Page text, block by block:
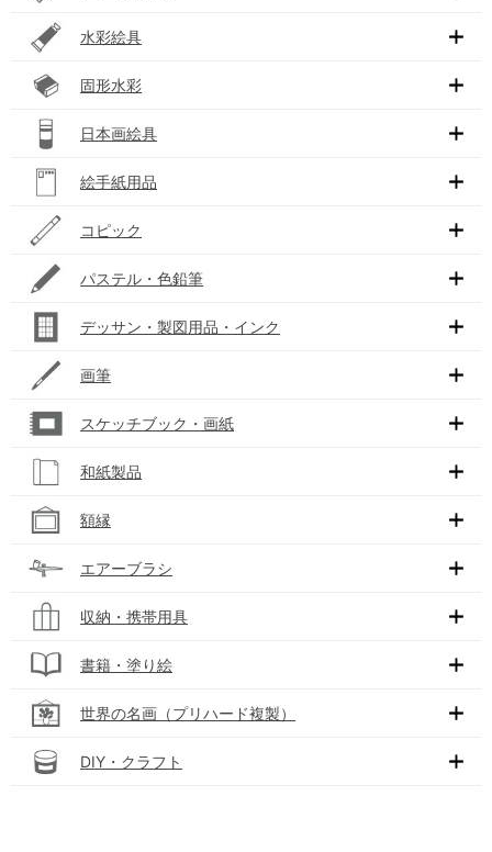
水彩絵具
固形水彩
日本画絵具
絵手紙用品
コピック
パステル・色鉛筆
デッサン・製図用品・インク
画筆
スケッチブック・画紙
和紙製品
額縁
エアーブラシ
収納・携帯用具
書籍・塗り絵
世界の名画（プリハード複製）
DIY・クラフト